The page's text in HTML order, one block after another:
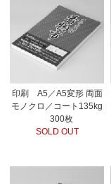
印刷 A5／A5変形 両面
モノクロ／コート135kg
300枚
SOLD OUT